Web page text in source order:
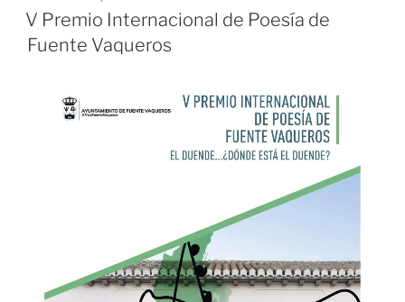
EL
V Premio Internacional de Poesía de
Fuente Vaqueros